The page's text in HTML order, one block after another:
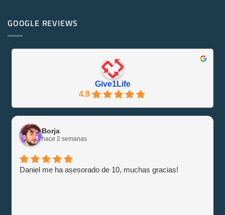
Friendly
y
Give1Life!
PowerEdge
M1000e
Información
GOOGLE REVIEWS
Give1Life
4.9
Borja
hace 2 semanas
Daniel me ha asesorado de 10, muchas gracias!